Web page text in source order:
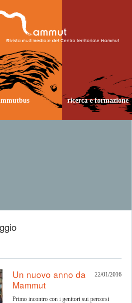
ricerca e formazione
22/01/2016
Un nuovo anno da
Mammut
Primo incontro con i genitori sui percorsi